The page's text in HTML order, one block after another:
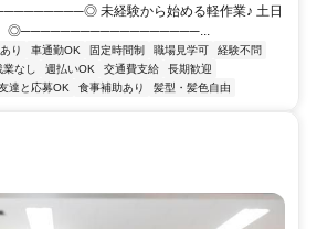
未経験から始める軽作業♪ 土日
！ ◎──────────────────...
り 車通勤OK 固定時間制 職場見学可
経験不問
業なし 週払いOK 交通費支給
長期歓迎
達と応募OK 食事補助あり 髪型・髪色自由